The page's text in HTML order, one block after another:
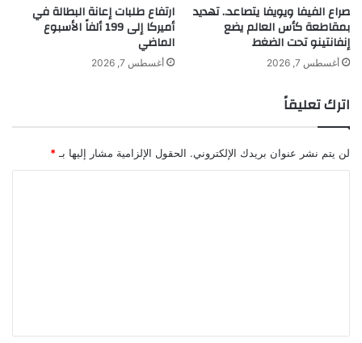
ل
م
ا
ي
ل
ت
د
ا
ف
ي
ن
ا
صراع الفيفا ويويفا يتصاعد.. تهديد
بمقاطعة كأس العالم يضع
إنفانتينو تحت الضغط
أغسطس 7, 2026
ارتفاع طلبات إعانة البطالة في
أميركا إلى 199 ألفاً الأسبوع
الماضي
أغسطس 7, 2026
اترك تعليقاً
لن يتم نشر عنوان بريدك الإلكتروني. الحقول الإلزامية مشار إليها بـ *